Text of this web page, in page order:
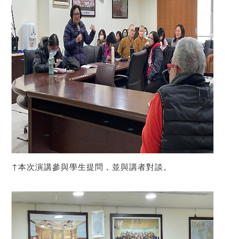
↑本次演講參與學生提問，並與講者對談。